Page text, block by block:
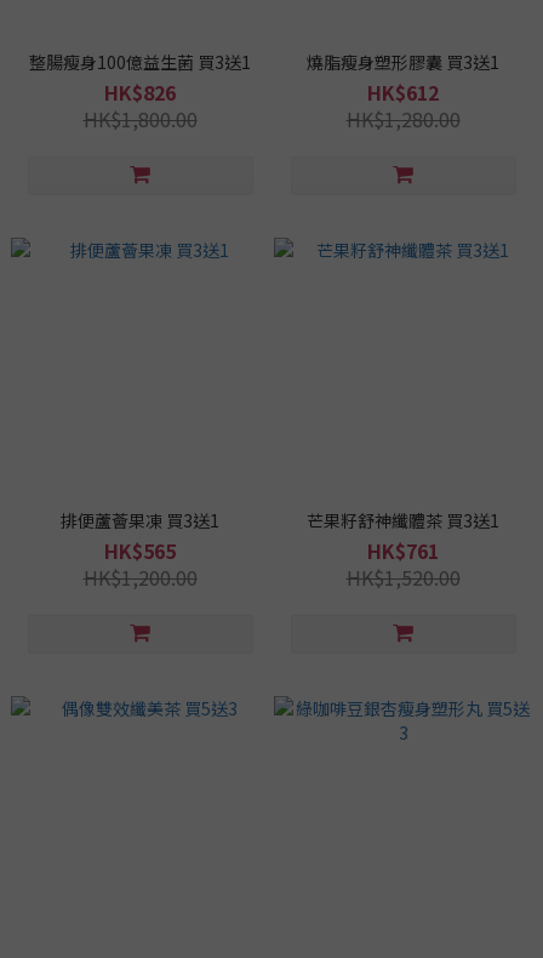
整腸瘦身100億益生菌 買3送1
HK$826
HK$1,800.00
燒脂瘦身塑形膠囊 買3送1
HK$612
HK$1,280.00
排便蘆薈果凍 買3送1
HK$565
HK$1,200.00
芒果籽舒神纖體茶 買3送1
HK$761
HK$1,520.00